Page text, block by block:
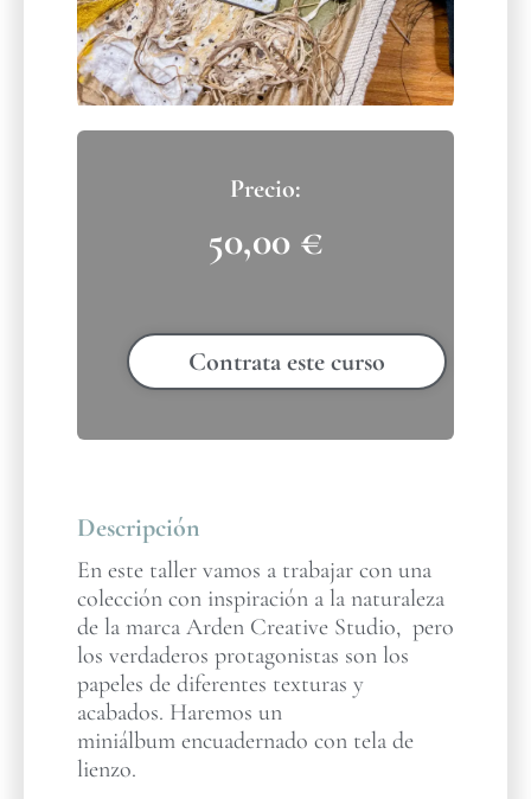
50,00 €
Contrata este curso
Descripción
En este taller vamos a trabajar con una
colección con inspiración a la naturaleza
de la marca Arden Creative Studio, pero
los verdaderos protagonistas son los
papeles de diferentes texturas y
acabados. Haremos un
miniálbum encuadernado con tela de
lienzo.